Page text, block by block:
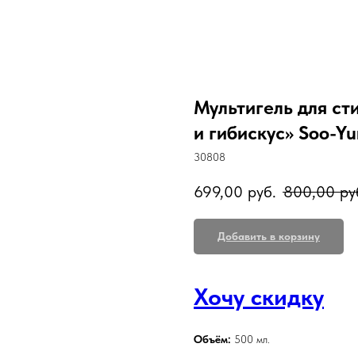
Мультигель для
и гибискус» Soo-
30808
699,00 руб. 800,00
Добавить в корзину
Хочу скидку
Объём: 500 мл.